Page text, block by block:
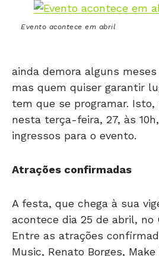
Evento acontece em abril
ainda demora alguns
mas quem quiser garantir
tem que se programar. Isto,
nesta terça-feira, 27, às
ingressos para o evento.
Atrações confirmadas
A festa, que chega à sua
acontece dia 25 de abril, no
Entre as atrações
Music, Renato Borges,